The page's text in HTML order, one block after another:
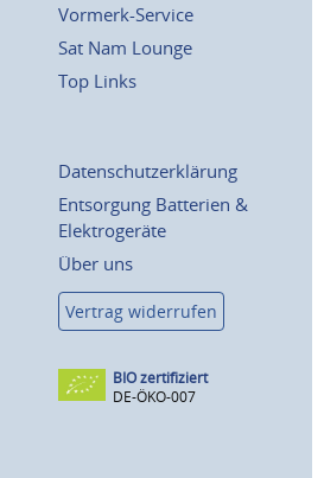
Vormerk-Service
Sat Nam Lounge
Top Links
Datenschutzerklärung
Entsorgung Batterien &
Elektrogeräte
Über uns
Vertrag widerrufen
BIO zertifiziert
DE-ÖKO-007